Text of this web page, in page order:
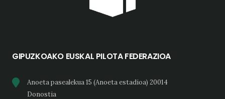
GIPUZKOAKO EUSKAL PILOTA FEDERAZIOA
Anoeta pasealekua 15 (Anoeta estadioa) 20014
Donostia